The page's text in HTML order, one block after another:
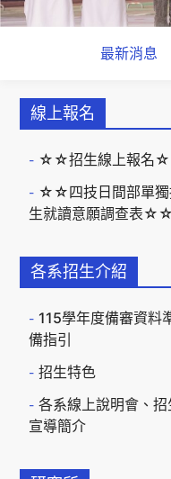
最新消息
線上報名
☆☆招生線上報名
☆☆四技日間部單獨
生就讀意願調查表☆☆
各系招生介紹
115學年度備審資料
備指引
招生特色
各系線上說明會、招
宣導簡介